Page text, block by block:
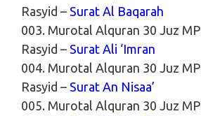
Rasyid – Surat Al Baqarah
003. Murotal Alquran 30 Juz
Rasyid – Surat Ali ‘Imran
004. Murotal Alquran 30 Juz
Rasyid – Surat An Nisaa’
005. Murotal Alquran 30 Juz